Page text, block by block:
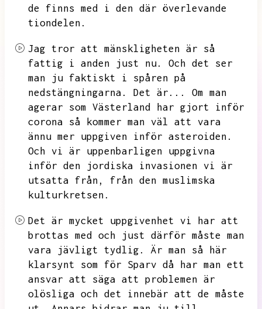
de finns med i den där överlevande
tiondelen.
Jag tror att mänskligheten är så
fattig i anden just nu.
Och det ser
man ju faktiskt i spåren på
nedstängningarna.
Det är...
Om man
agerar som Västerland har gjort inför
corona så kommer man väl att vara
ännu mer uppgiven inför asteroiden.
Och vi är uppenbarligen uppgivna
inför den jordiska invasionen vi är
utsatta från,
från den muslimska
kulturkretsen.
Det är mycket uppgivenhet vi har att
brottas med och just därför måste man
vara jävligt tydlig.
Är man så här
klarsynt som för Sparv då har man ett
ansvar att säga att problemen är
olösliga och det innebär att de måste